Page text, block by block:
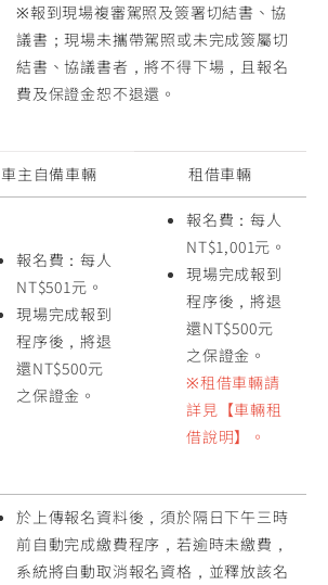
※報到現場複審駕照及簽署切結書、協
議書；現場未攜帶駕照或未完成簽屬切
結書、協議書者，將不得下場，且報名
費及保證金恕不退還。
車主自備車輛 租借車輛
報名費：每人
NT$501元。
現場完成報到
程序後，將退
還NT$500元
之保證金。
報名費：每人
NT$1,001元。
現場完成報到
程序後，將退
還NT$500元
之保證金。
※租借車輛請
詳見【車輛租
借說明】。
於上傳報名資料後，須於隔日下午三時
前自動完成繳費程序，若逾時未繳費，
系統將自動取消報名資格，並釋放該名